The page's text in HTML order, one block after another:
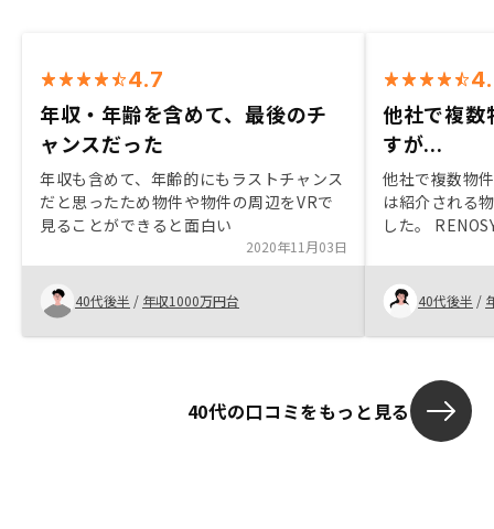
4.7
年収・年齢を含めて、最後のチ
ャンスだった
年収も含めて、年齢的にもラストチャンス
だと思ったため物件や物件の周辺をVRで
見ることができると面白い
2020年11月03日
40代後半 / 年収1000万円台
他社で複数
すが...
他社で複数物
は紹介される
した。 RENOSYでは紹介される物件が多
すぐに見つかりました
ジタル化が進
満足しており
40代後半 /
40代の口コミをもっと見る